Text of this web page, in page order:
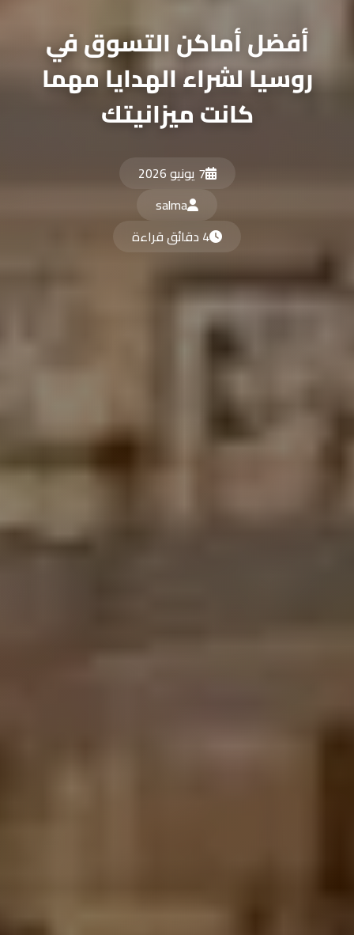
أفضل أماكن التسوق في
روسيا لشراء الهدايا مهما
كانت ميزانيتك
7 يونيو 2026
salma
4 دقائق قراءة